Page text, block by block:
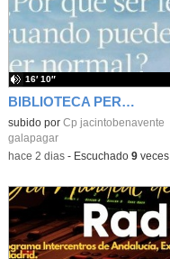
BIBLIOTECA PERSONAL 9: ¿Por qué ser feliz cuando puedes ser normal?
Contenido educativo.
subido por Cp jacintobenavente
galapagar
16′ 10″
-hace 2 dias- Escuchado 9veces